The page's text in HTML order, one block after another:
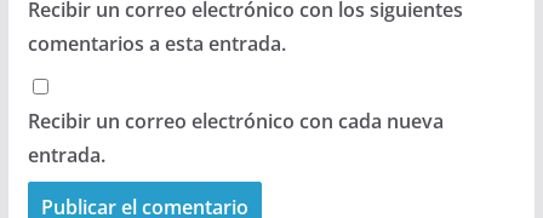
Recibir un correo electrónico con los siguientes
comentarios a esta entrada.
Recibir un correo electrónico con cada nueva
entrada.